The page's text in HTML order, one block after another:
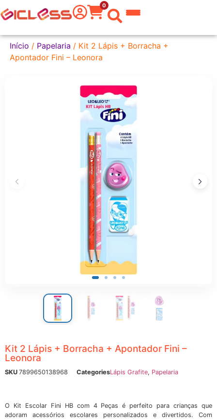
0
do Mundo
Início / Papelaria / Kit 2 Lápis + Borracha +
Apontador Fini – Leonora
Kit 2 Lápis + Borracha + Apontador Fini –
Leonora
SKU 7899650138968 CategoriesLápis Grafite, Papelaria
O Kit Escolar Fini HB com 4 Peças é perfeito para crianças que
adoram acessórios escolares personalizados e divertidos. Com